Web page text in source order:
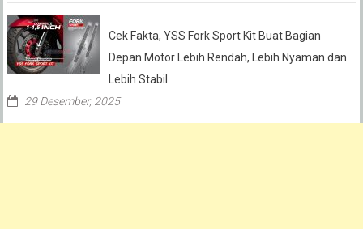
Cek Fakta, YSS Fork Sport Kit Buat Bagian
Depan Motor Lebih Rendah, Lebih Nyaman dan
Lebih Stabil
29 Desember, 2025